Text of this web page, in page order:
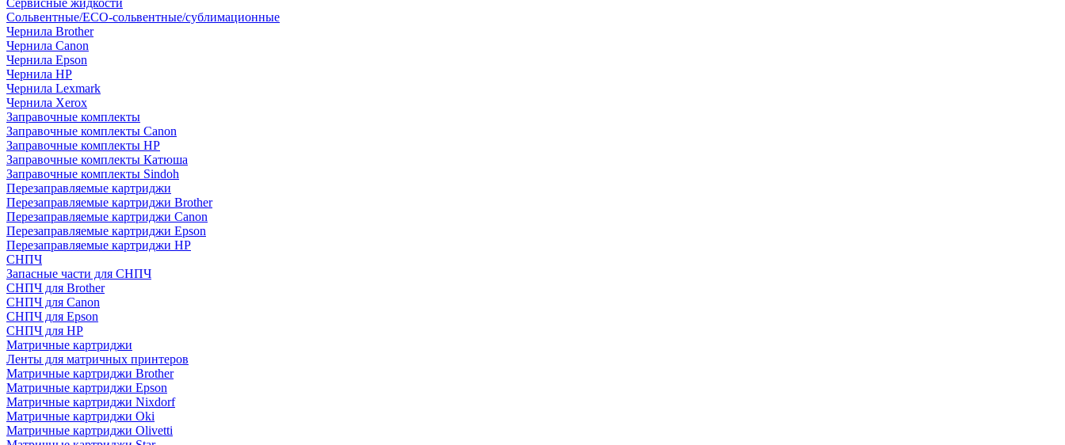
Сервисные жидкости
Сольвентные/ECO-сольвентные/сублимационные
Чернила Brother
Чернила Canon
Чернила Epson
Чернила HP
Чернила Lexmark
Чернила Xerox
Заправочные комплекты
Заправочные комплекты Canon
Заправочные комплекты HP
Заправочные комплекты Катюша
Заправочные комплекты Sindoh
Перезаправляемые картриджи
Перезаправляемые картриджи Brother
Перезаправляемые картриджи Canon
Перезаправляемые картриджи Epson
Перезаправляемые картриджи HP
СНПЧ
Запасные части для СНПЧ
СНПЧ для Brother
СНПЧ для Canon
СНПЧ для Epson
СНПЧ для HP
Матричные картриджи
Ленты для матричных принтеров
Матричные картриджи Brother
Матричные картриджи Epson
Матричные картриджи Nixdorf
Матричные картриджи Oki
Матричные картриджи Olivetti